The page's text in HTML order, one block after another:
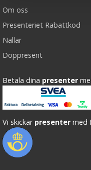
Om oss
Presenteriet Rabattkod
Nallar
Doppresent
Betala dina presenter
Vi skickar presenter med